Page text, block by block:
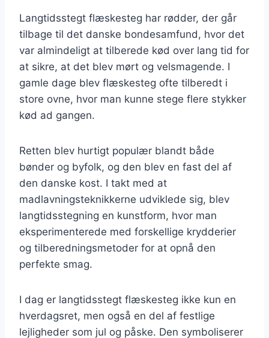
Langtidsstegt flæskesteg har rødder, der går
tilbage til det danske bondesamfund, hvor det
var almindeligt at tilberede kød over lang tid for
at sikre, at det blev mørt og velsmagende. I
gamle dage blev flæskesteg ofte tilberedt i
store ovne, hvor man kunne stege flere stykker
kød ad gangen.
Retten blev hurtigt populær blandt både
bønder og byfolk, og den blev en fast del af
den danske kost. I takt med at
madlavningsteknikkerne udviklede sig, blev
langtidsstegning en kunstform, hvor man
eksperimenterede med forskellige krydderier
og tilberedningsmetoder for at opnå den
perfekte smag.
I dag er langtidsstegt flæskesteg ikke kun en
hverdagsret, men også en del af festlige
lejligheder som jul og påske. Den symboliserer